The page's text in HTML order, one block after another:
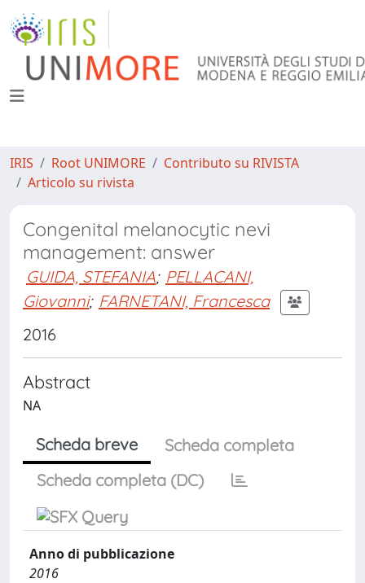
IRIS Root UNIMORE
Contributo su RIVISTA
Articolo su rivista
Congenital melanocytic nevi
management: answer
GUIDA, STEFANIA; PELLACANI,
Giovanni; FARNETANI, Francesca
2016
Abstract
NA
Scheda breve
Scheda completa
Scheda completa (DC)
Anno di pubblicazione
2016